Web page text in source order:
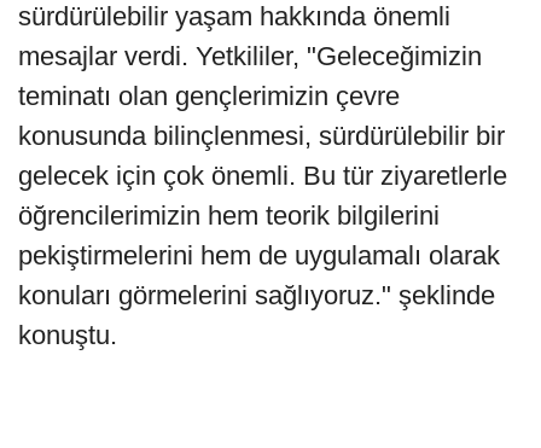
sürdürülebilir yaşam hakkında önemli
mesajlar verdi. Yetkililer, "Geleceğimizin
teminatı olan gençlerimizin çevre
konusunda bilinçlenmesi, sürdürülebilir bir
gelecek için çok önemli. Bu tür ziyaretlerle
öğrencilerimizin hem teorik bilgilerini
pekiştirmelerini hem de uygulamalı olarak
konuları görmelerini sağlıyoruz." şeklinde
konuştu.